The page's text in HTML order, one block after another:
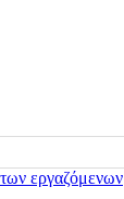
εργαζόμενων